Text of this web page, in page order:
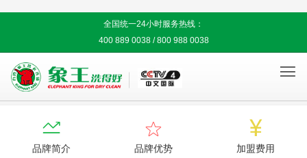
全国统一24小时服务热线：
400 889 0038 / 800 988 0038


品牌简介

品牌优势

加盟费用